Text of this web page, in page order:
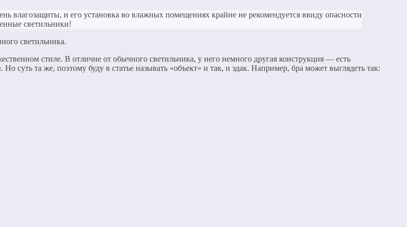
влагозащиты, и его установка во влажных помещениях крайне не рекомендуется ввиду опасности
светильники!
светильника.
стиле. В отличие от обычного светильника, у него немного другая конструкция — есть
суть та же, поэтому буду в статье называть «объект» и так, и эдак. Например, бра может выглядеть так: